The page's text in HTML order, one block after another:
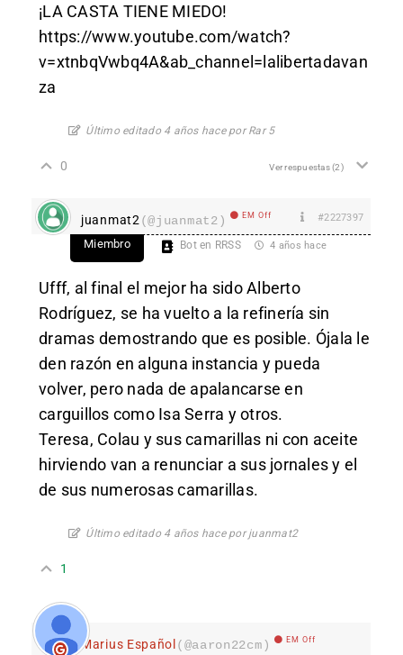
¡LA CASTA TIENE MIEDO!
https://www.youtube.com/watch?
v=xtnbqVwbq4A&ab_channel=lalibertadavan
za
Último editado 4 años hace por Rar 5
0 Ver respuestas(2)
juanmat2 (@juanmat2) EM Off #2227397
Miembro Bot en RRSS 4 años hace
Ufff, al final el mejor ha sido Alberto
Rodríguez, se ha vuelto a la refinería sin
dramas demostrando que es posible. Ójala le
den razón en alguna instancia y pueda
volver, pero nada de apalancarse en
carguillos como Isa Serra y otros.
Teresa, Colau y sus camarillas ni con aceite
hirviendo van a renunciar a sus jornales y el
de sus numerosas camarillas.
Último editado 4 años hace por juanmat2
1
Marius Español(@aaron22cm) EM Off